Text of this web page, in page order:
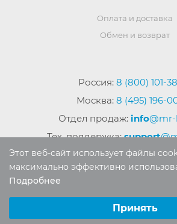
Оплата и доставка
Обмен и возврат
Россия: 8 (800) 101-
Москва: 8 (495) 196-
Отдел продаж: info@mr-
Тех. поддержка:support
Авторские права защищены.
материалов сайта без
Этот веб-сайт использует файлы
максимально эффективно
Подробнее
Аналитические/Функциональные
Принять